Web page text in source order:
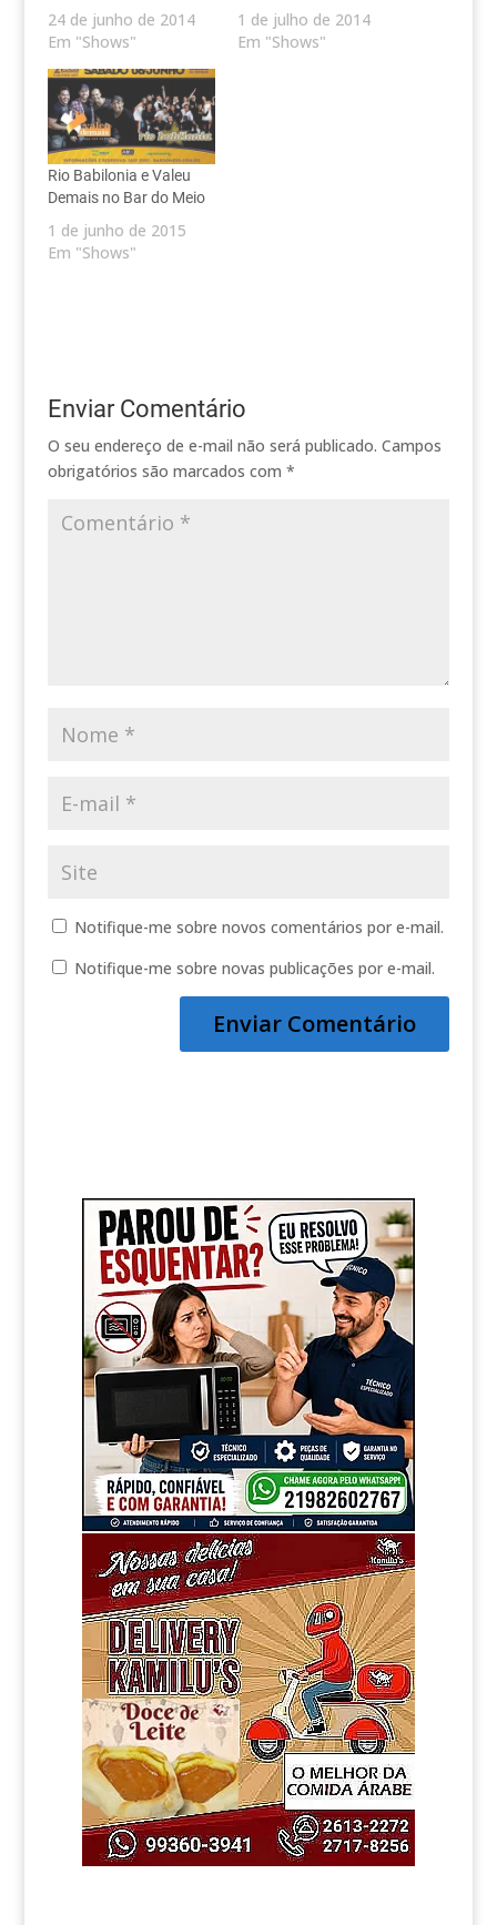
24 de junho de 2014
Em "Shows"
1 de julho de 2014
Em "Shows"
Rio Babilonia e Valeu
Demais no Bar do Meio
1 de junho de 2015
Em "Shows"
Enviar Comentário
O seu endereço de e-mail não será publicado. Campos
obrigatórios são marcados com *
Notifique-me sobre novos comentários por e-mail.
Notifique-me sobre novas publicações por e-mail.